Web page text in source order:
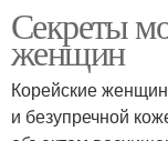
Секреты
женщин
Корейские
и безупречной